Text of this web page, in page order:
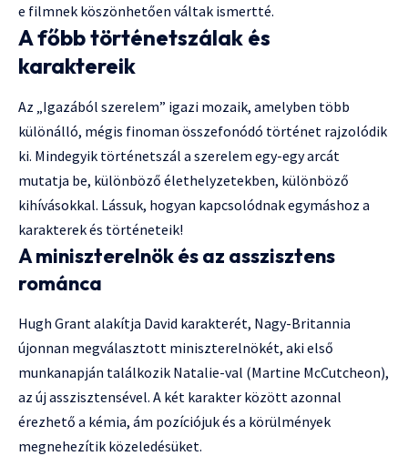
e filmnek köszönhetően váltak ismertté.
A főbb történetszálak és
karaktereik
Az „Igazából szerelem” igazi mozaik, amelyben több
különálló, mégis finoman összefonódó történet rajzolódik
ki. Mindegyik történetszál a szerelem egy-egy arcát
mutatja be, különböző élethelyzetekben, különböző
kihívásokkal. Lássuk, hogyan kapcsolódnak egymáshoz a
karakterek és történeteik!
A miniszterelnök és az asszisztens
románca
Hugh Grant alakítja David karakterét, Nagy-Britannia
újonnan megválasztott miniszterelnökét, aki első
munkanapján találkozik Natalie-val (Martine McCutcheon),
az új asszisztensével. A két karakter között azonnal
érezhető a kémia, ám pozíciójuk és a körülmények
megnehezítik közeledésüket.